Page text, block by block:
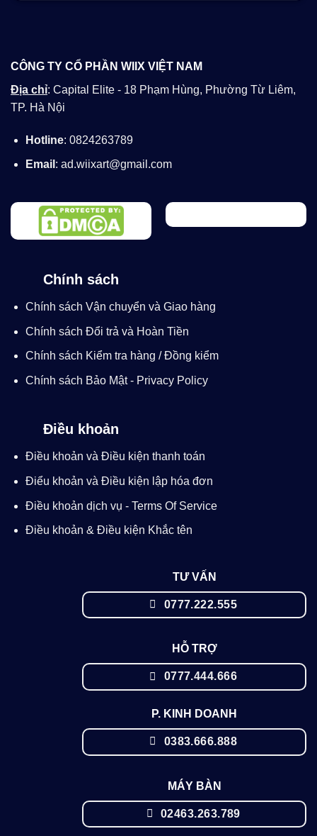
CÔNG TY CỔ PHẦN WIIX VIỆT NAM
Địa chỉ: Capital Elite - 18 Phạm Hùng, Phường Từ Liêm,
TP. Hà Nội
Hotline: 0824263789
Email : ad.wiixart@gmail.com
Chính sách
Chính sách Vận chuyển và Giao hàng
Chính sách Đổi trả và Hoàn Tiền
Chính sách Kiểm tra hàng / Đồng kiểm
Chính sách Bảo Mật - Privacy Policy
Điều khoản
Điều khoản và Điều kiện thanh toán
Điểu khoản và Điều kiện lập hóa đơn
Điều khoản dịch vụ - Terms Of Service
Điều khoản & Điều kiện Khắc tên
TƯ VẤN
0777.222.555
HỖ TRỢ
0777.444.666
P. KINH DOANH
0383.666.888
MÁY BÀN
02463.263.789